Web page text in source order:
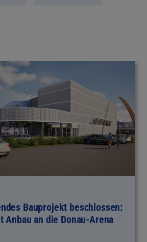
Bauprojekt beschlossen:
Anbau an die Donau-Arena